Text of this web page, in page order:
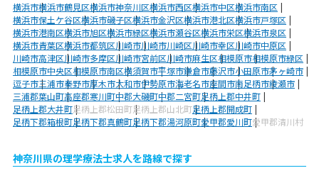
横浜市横浜市鶴見区横浜市神奈川区横浜市西区横浜市中区横浜市南区
横浜市保土ケ谷区横浜市磯子区横浜市金沢区横浜市港北区横浜市戸塚区
横浜市港南区横浜市旭区横浜市緑区横浜市瀬谷区横浜市栄区横浜市泉区
横浜市青葉区横浜市都筑区川崎市川崎市川崎区川崎市幸区川崎市中原区
川崎市高津区川崎市多摩区川崎市宮前区川崎市麻生区相模原市相模原市緑区
相模原市中央区相模原市南区横須賀市平塚市鎌倉市藤沢市小田原市茅ヶ崎市
逗子市三浦市秦野市厚木市大和市伊勢原市海老名市座間市南足柄市綾瀬市
三浦郡葉山町高座郡寒川町中郡大磯町中郡二宮町足柄上郡中井町
足柄上郡大井町足柄上郡松田町足柄上郡山北町足柄上郡開成町
足柄下郡箱根町足柄下郡真鶴町足柄下郡湯河原町愛甲郡愛川町愛甲郡清川村
神奈川県の理学療法士求人を路線で探す